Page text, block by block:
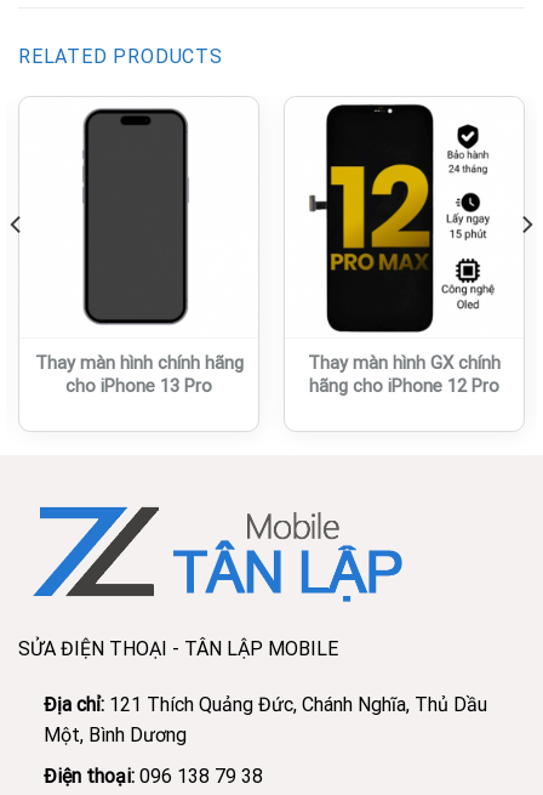
RELATED PRODUCTS
Thay màn hình chính hãng
cho iPhone 13 Pro
Thay màn hình GX chính
hãng cho iPhone 12 Pro
SỬA ĐIỆN THOẠI - TÂN LẬP MOBILE
Địa chỉ: 121 Thích Quảng Đức, Chánh Nghĩa, Thủ Dầu
Một, Bình Dương
Điện thoại: 096 138 79 38